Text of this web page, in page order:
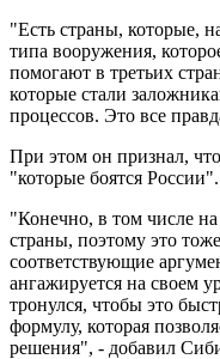
"Есть страны, которые,
типа вооружения,
помогают в третьих
которые стали
процессов. Это все
При этом он признал,
"которые боятся России".
"Конечно, в том числе на
страны, поэтому это
соответствующие
ангажируется на своем
тронулся, чтобы это
формулу, которая
решения", - добавил